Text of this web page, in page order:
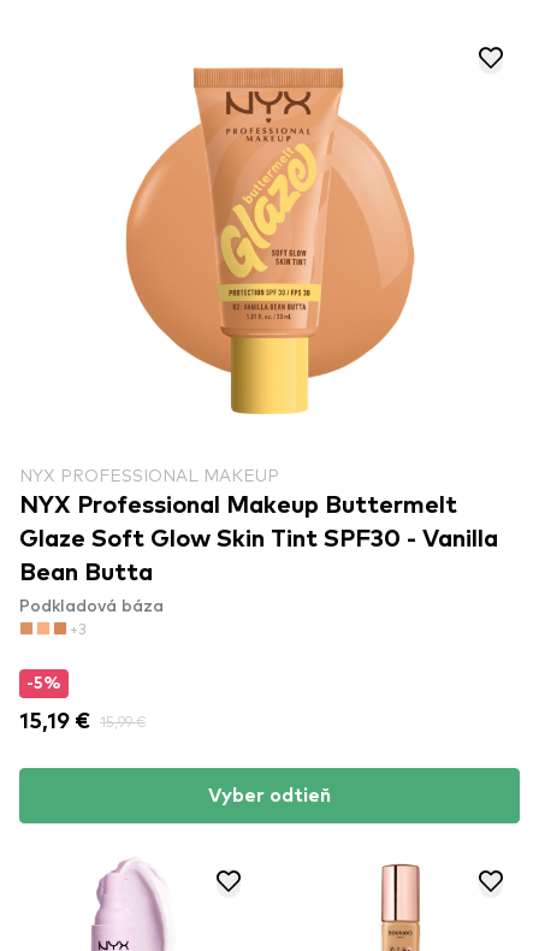
NYX PROFESSIONAL MAKEUP
NYX Professional Makeup Buttermelt
Glaze Soft Glow Skin Tint SPF30 - Vanilla
Bean Butta
Podkladová báza
+3
-5%
15,19 € 15,99 €
Vyber odtieň